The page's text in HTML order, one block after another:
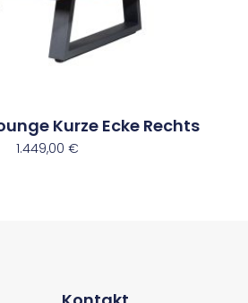
Kurze Ecke Rechts
1.449,00 €